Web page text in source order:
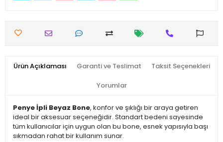
Ürün Açıklaması Garanti ve Teslimat Taksit Seçenekleri
Yorumlar
Penye İpli Beyaz Bone, konfor ve şıklığı bir araya getiren
ideal bir aksesuar seçeneğidir. Standart bedeni sayesinde
tüm kullanıcılar için uygun olan bu bone, esnek yapısıyla başı
sıkmadan rahat bir kullanım sunar.